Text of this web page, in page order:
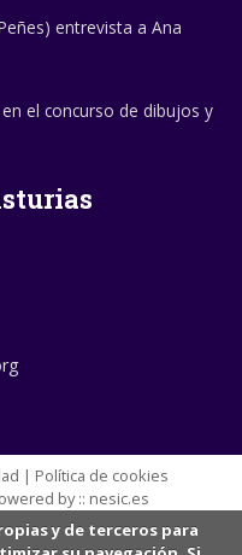
entrevista a Ana
el concurso de dibujos y
| Política de cookies
by :: nesic.es
y de terceros para